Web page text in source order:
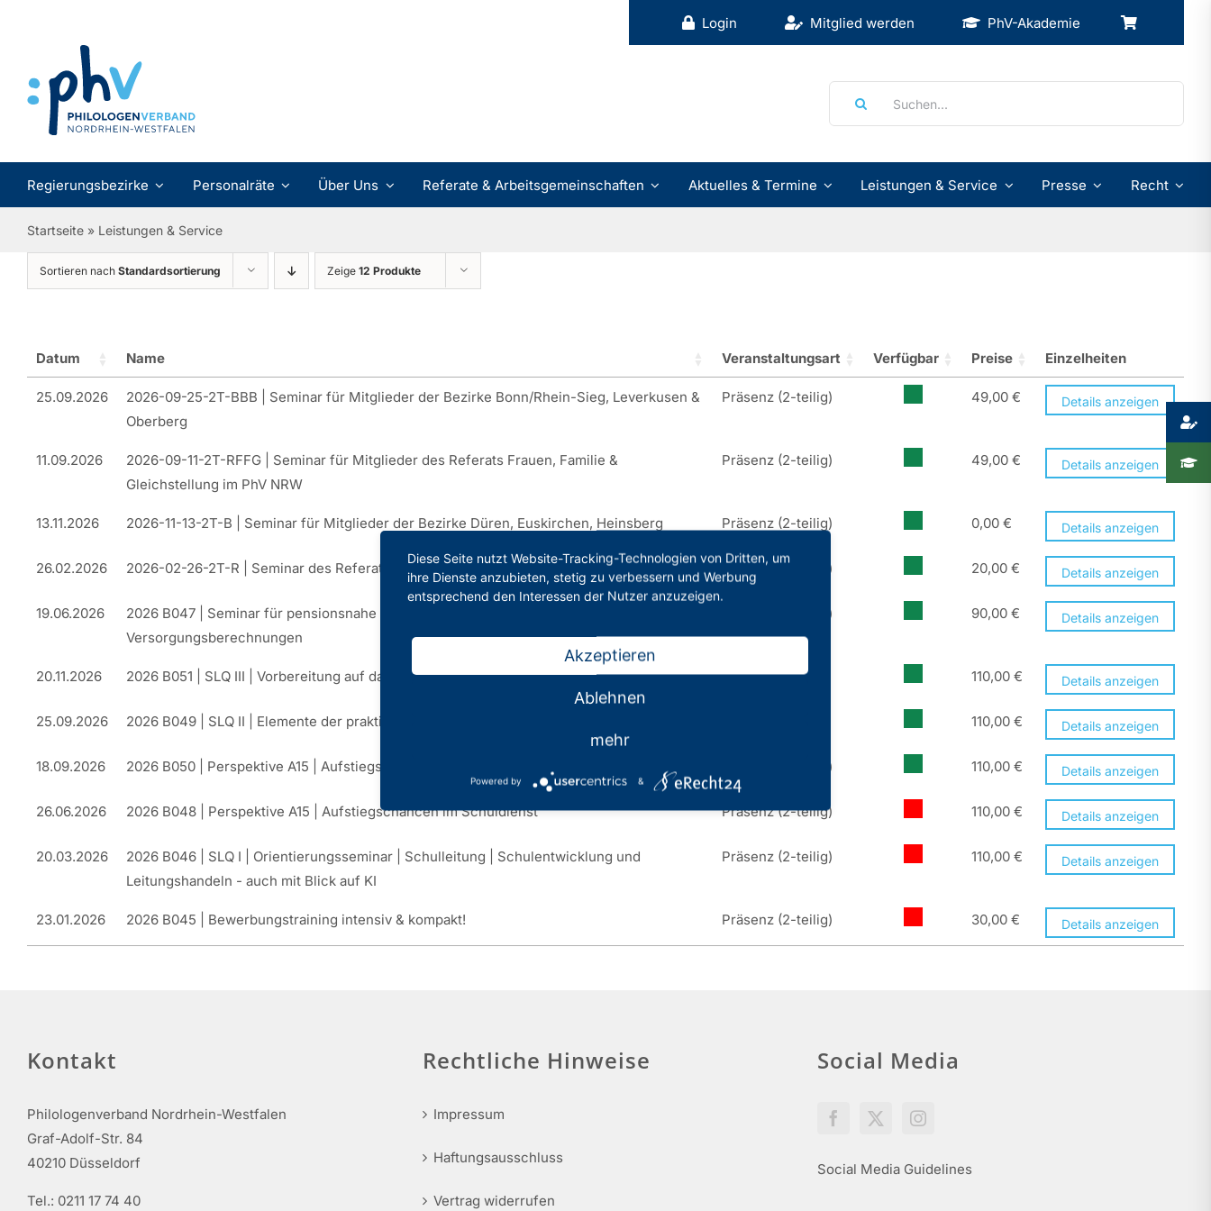
Login Mitglied werden PhV-Akademie
Regierungsbezirke Personalräte Über Uns Referate & Arbeitsgemeinschaften Aktuelles & Termine Leistungen & Service Presse Recht
Startseite » Leistungen & Service
Sortieren nach Standardsortierung Zeige 12 Produkte
Datum Name Veranstaltungsart Verfügbar Preise Einzelheiten
25.09.2026
2026-09-25-2T-BBB | Seminar für Mitglieder der Bezirke Bonn/Rhein-Sieg, Leverkusen &
Oberberg
Präsenz (2-teilig) 49,00 € Details anzeigen
11.09.2026
2026-09-11-2T-RFFG | Seminar für Mitglieder des Referats Frauen, Familie &
Gleichstellung im PhV NRW
Präsenz (2-teilig) 49,00 € Details anzeigen
13.11.2026 2026-11-13-2T-B | Seminar für Mitglieder der Bezirke Düren, Euskirchen, Heinsberg Präsenz (2-teilig) 0,00 € Details anzeigen
26.02.2026 2026-02-26-2T-R | Seminar des Referats Privat- und Ersatzschulen im PhV NRW Präsenz (2-teilig) 20,00 € Details anzeigen
19.06.2026
2026 B047 | Seminar für pensionsnahe Jahrgänge | Beamtenversorgung |
Versorgungsberechnungen
Präsenz (2-teilig) 90,00 € Details anzeigen
20.11.2026 2026 B051 | SLQ III | Vorbereitung auf das Eignungsfeststellungsverfahren (EFV) Präsenz 110,00 € Details anzeigen
25.09.2026 2026 B049 | SLQ II | Elemente der praktischen Umsetzung 110,00 € Details anzeigen
18.09.2026 2026 B050 | Perspektive A15 | Aufstiegschancen im Schuldienst Präsenz (2-teilig) 110,00 € Details anzeigen
26.06.2026 2026 B048 | Perspektive A15 | Aufstiegschancen im Schuldienst Präsenz (2-teilig) 110,00 € Details anzeigen
20.03.2026
2026 B046 | SLQ I | Orientierungsseminar | Schulleitung | Schulentwicklung und
Leitungshandeln - auch mit Blick auf KI
Präsenz (2-teilig) 110,00 € Details anzeigen
23.01.2026 2026 B045 | Bewerbungstraining intensiv & kompakt! Präsenz (2-teilig) 30,00 € Details anzeigen
Kontakt
Philologenverband Nordrhein-Westfalen
Graf-Adolf-Str. 84
40210 Düsseldorf
Tel.: 0211 17 74 40
Rechtliche Hinweise
Impressum
Haftungsausschluss
Vertrag widerrufen
Social Media
Social Media Guidelines
Diese Seite nutzt Website-Tracking-Technologien von Dritten, um
ihre Dienste anzubieten, stetig zu verbessern und Werbung
entsprechend den Interessen der Nutzer anzuzeigen.
Akzeptieren
Ablehnen
mehr
Powered by &